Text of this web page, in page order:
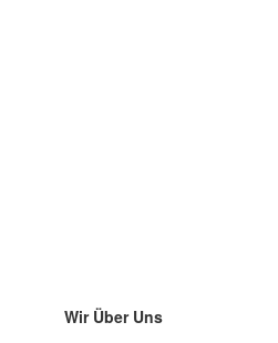
Wir Über Uns